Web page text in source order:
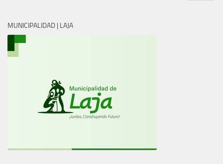
MUNICIPALIDAD | LAJA